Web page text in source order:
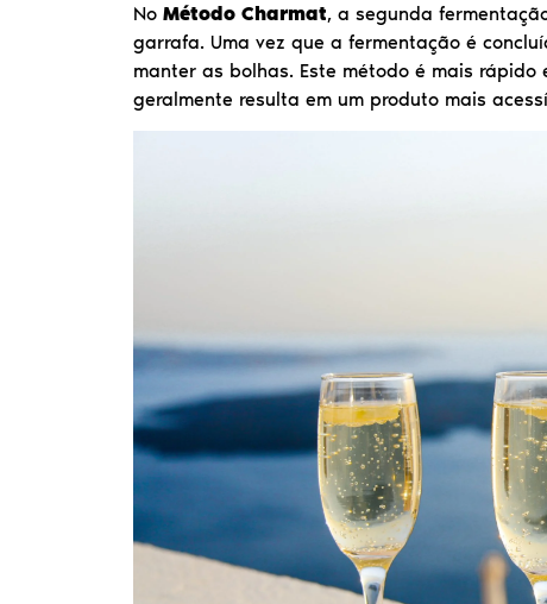
No Método Charmat, a segunda
garrafa. Uma vez que a fermentação é
manter as bolhas. Este método é mais
geralmente resulta em um produto mais